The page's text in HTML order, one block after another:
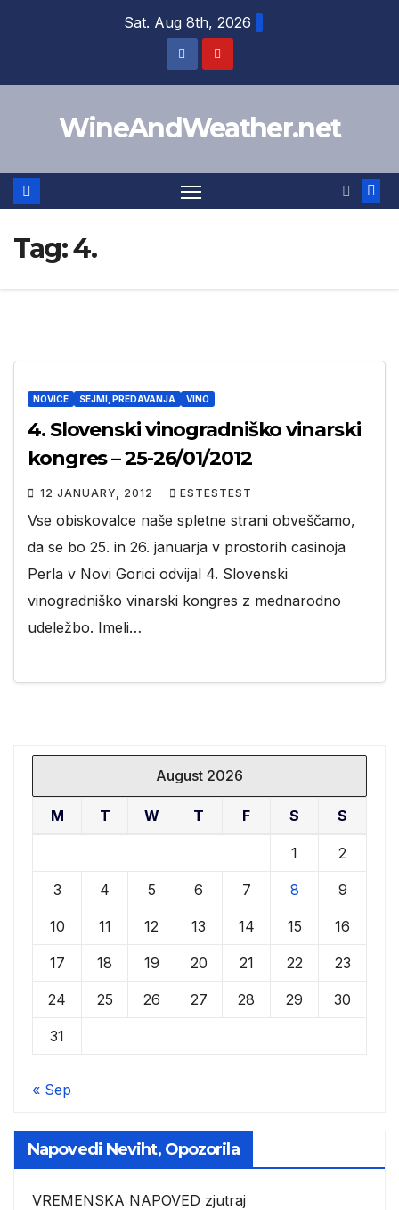
Sat. Aug 8th, 2026
WineAndWeather.net
Tag:4.
NOVICE SEJMI, PREDAVANJA VINO
4. Slovenski vinogradniško vinarski
kongres – 25-26/01/2012
12 JANUARY, 2012 ESTESTEST
Vse obiskovalce naše spletne strani obveščamo,
da se bo 25. in 26. januarja v prostorih casinoja
Perla v Novi Gorici odvijal 4. Slovenski
vinogradniško vinarski kongres z mednarodno
udeležbo. Imeli…
August 2026
M T W T F S S
1 2
3 4 5 6 7 8 9
10 11 12 13 14 15 16
17 18 19 20 21 22 23
24 25 26 27 28 29 30
31
« Sep
Napovedi Neviht, Opozorila
VREMENSKA NAPOVED zjutraj